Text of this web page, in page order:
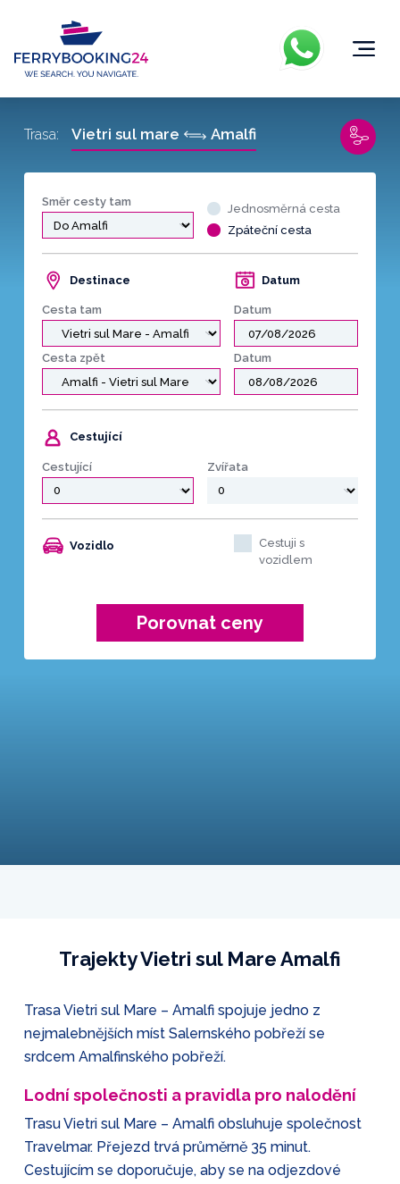
Směr cesty tam
Jednosměrná cesta
Zpáteční cesta
Destinace
Cesta tam
Datum
Datum
Cesta zpět Datum
Cestující
Cestující Zvířata
Vozidlo
Cestuji s
vozidlem
Porovnat ceny
Trasa: Vietri sul mare Amalfi
Trajekty Vietri sul Mare Amalfi
Trasa Vietri sul Mare – Amalfi spojuje jedno z
nejmalebnějších míst Salernského pobřeží se
srdcem Amalfinského pobřeží.
Lodní společnosti a pravidla pro nalodění
Trasu Vietri sul Mare – Amalfi obsluhuje společnost
Travelmar. Přejezd trvá průměrně 35 minut.
Cestujícím se doporučuje, aby se na odjezdové